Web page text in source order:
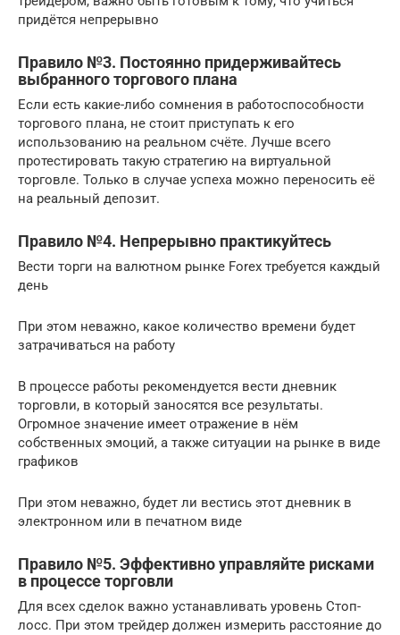
придётся непрерывно
Правило №3. Постоянно придерживайтесь
выбранного торгового плана
Если есть какие-либо сомнения в работоспособности
торгового плана, не стоит приступать к его
использованию на реальном счёте. Лучше всего
протестировать такую стратегию на виртуальной
торговле. Только в случае успеха можно переносить её
на реальный депозит.
Правило №4. Непрерывно практикуйтесь
Вести торги на валютном рынке Forex требуется каждый
день
При этом неважно, какое количество времени будет
затрачиваться на работу
В процессе работы рекомендуется вести дневник
торговли, в который заносятся все результаты.
Огромное значение имеет отражение в нём
собственных эмоций, а также ситуации на рынке в виде
графиков
При этом неважно, будет ли вестись этот дневник в
электронном или в печатном виде
Правило №5. Эффективно управляйте рисками
в процессе торговли
Для всех сделок важно устанавливать уровень Стоп-
лосс. При этом трейдер должен измерить расстояние до